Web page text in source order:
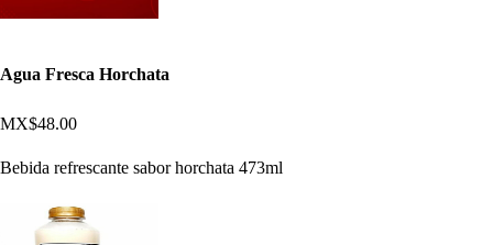
Agua Fresca Horchata
MX$48.00
Bebida refrescante sabor horchata 473ml